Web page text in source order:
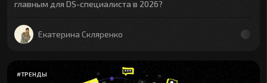
главным для DS-специалиста в 2026?
Екатерина Скляренко
#ТРЕНДЫ